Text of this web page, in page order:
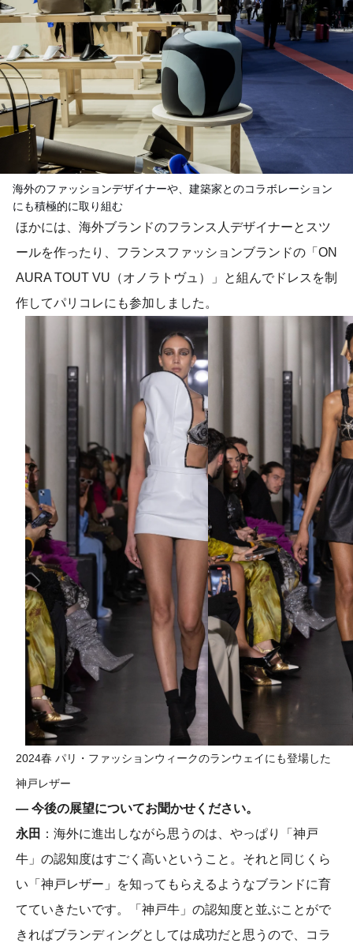
海外のファッションデザイナーや、建築家とのコラボレーション
にも積極的に取り組む
ほかには、海外ブランドのフランス人デザイナーとスツ
ールを作ったり、フランスファッションブランドの「ON
AURA TOUT VU（オノラトヴュ）」と組んでドレスを制
作してパリコレにも参加しました。
2024春 パリ・ファッションウィークのランウェイにも登場した
神戸レザー
― 今後の展望についてお聞かせください。
永田 ：海外に進出しながら思うのは、やっぱり「神戸
牛」の認知度はすごく高いということ。それと同じくら
い「神戸レザー」を知ってもらえるようなブランドに育
てていきたいです。「神戸牛」の認知度と並ぶことがで
きればブランディングとしては成功だと思うので、コラ